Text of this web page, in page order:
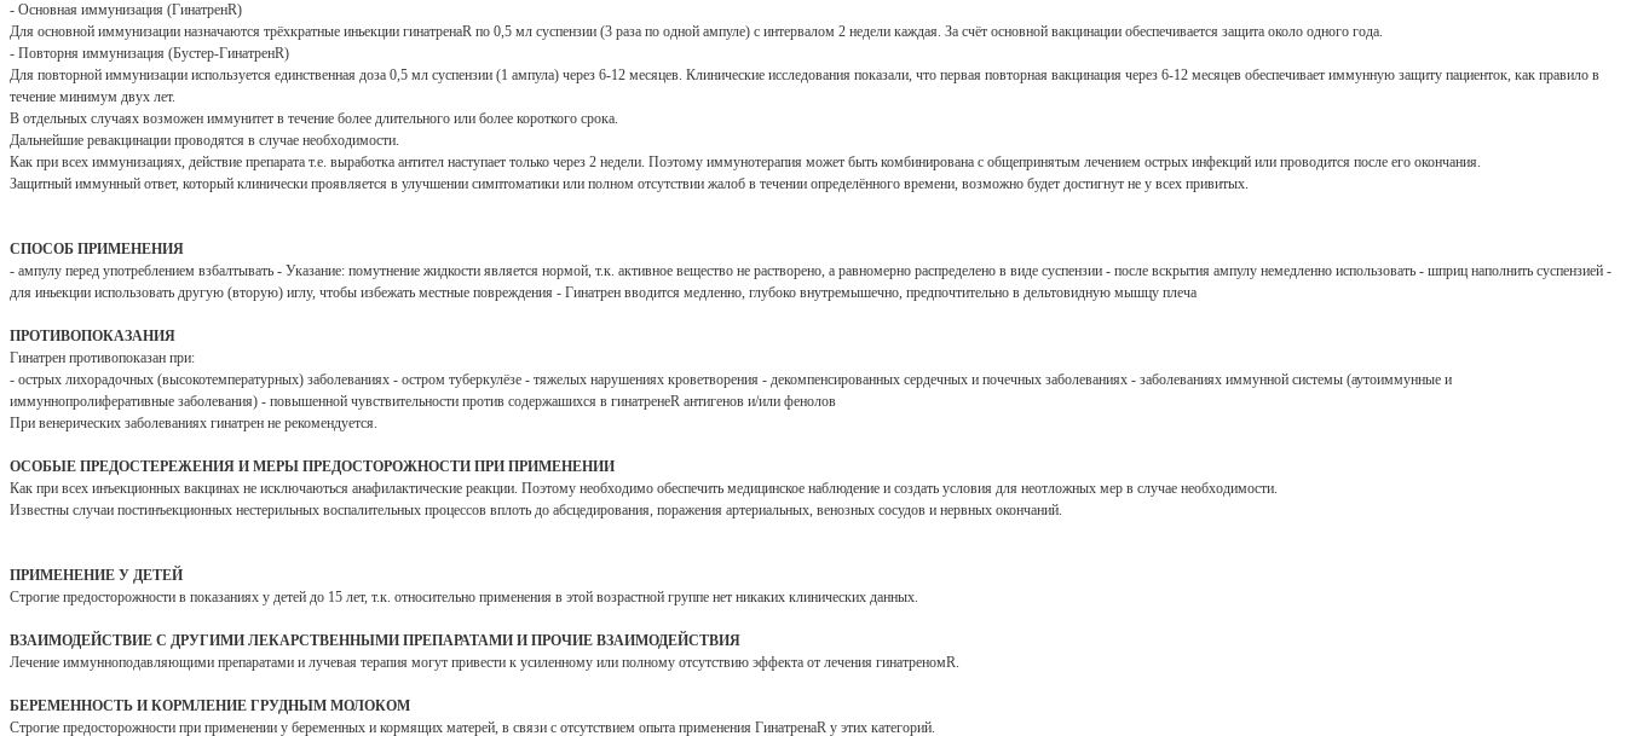
- Основная иммунизация (ГинатренR)
Для основной иммунизации назначаются трёхкратные иньекции гинатренаR по 0,5 мл суспензии (3 раза по одной ампуле) с интервалом 2 недели каждая. За счёт основной вакцинации обеспечивается защита около одного года.
- Повторня иммунизация (Бустер-ГинатренR)
Для повторной иммунизации используется единственная доза 0,5 мл суспензии (1 ампула) через 6-12 месяцев. Клинические исследования показали, что первая повторная вакцинация через 6-12 месяцев обеспечивает иммунную защиту пациенток, как правило в
течение минимум двух лет.
В отдельных случаях возможен иммунитет в течение более длительного или более короткого срока.
Дальнейшие ревакцинации проводятся в случае необходимости.
Как при всех иммунизациях, действие препарата т.е. выработка антител наступает только через 2 недели. Поэтому иммунотерапия может быть комбинирована с общепринятым лечением острых инфекций или проводится после его окончания.
Защитный иммунный ответ, который клинически проявляется в улучшении симптоматики или полном отсутствии жалоб в течении определённого времени, возможно будет достигнут не у всех привитых.
СПОСОБ ПРИМЕНЕНИЯ
- ампулу перед употреблением взбалтывать - Указание: помутнение жидкости является нормой, т.к. активное вещество не растворено, а равномерно распределено в виде суспензии - после вскрытия ампулу немедленно использовать - шприц наполнить суспензией -
для иньекции использовать другую (вторую) иглу, чтобы избежать местные повреждения - Гинатрен вводится медленно, глубоко внутремышечно, предпочтительно в дельтовидную мышцу плеча
ПРОТИВОПОКАЗАНИЯ
Гинатрен противопоказан при:
- острых лихорадочных (высокотемпературных) заболеваниях - остром туберкулёзе - тяжелых нарушениях кроветворения - декомпенсированных сердечных и почечных заболеваниях - заболеваниях иммунной системы (аутоиммунные и
иммуннопролиферативные заболевания) - повышенной чувствительности против содержашихся в гинатренеR антигенов и/или фенолов
При венерических заболеваниях гинатрен не рекомендуется.
ОСОБЫЕ ПРЕДОСТЕРЕЖЕНИЯ И МЕРЫ ПРЕДОСТОРОЖНОСТИ ПРИ ПРИМЕНЕНИИ
Как при всех инъекционных вакцинах не исключаються анафилактические реакции. Поэтому необходимо обеспечить медицинское наблюдение и создать условия для неотложных мер в случае необходимости.
Известны случаи постинъекционных нестерильных воспалительных процессов вплоть до абсцедирования, поражения артериальных, венозных сосудов и нервных окончаний.
ПРИМЕНЕНИЕ У ДЕТЕЙ
Строгие предосторожности в показаниях у детей до 15 лет, т.к. относительно применения в этой возрастной группе нет никаких клинических данных.
ВЗАИМОДЕЙСТВИЕ С ДРУГИМИ ЛЕКАРСТВЕННЫМИ ПРЕПАРАТАМИ И ПРОЧИЕ ВЗАИМОДЕЙСТВИЯ
Лечение иммунноподавляющими препаратами и лучевая терапия могут привести к усиленному или полному отсутствию эффекта от лечения гинатреномR.
БЕРЕМЕННОСТЬ И КОРМЛЕНИЕ ГРУДНЫМ МОЛОКОМ
Строгие предосторожности при применении у беременных и кормящих матерей, в связи с отсутствием опыта применения ГинатренаR у этих категорий.